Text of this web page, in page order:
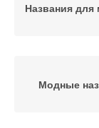
Названия для
Модные